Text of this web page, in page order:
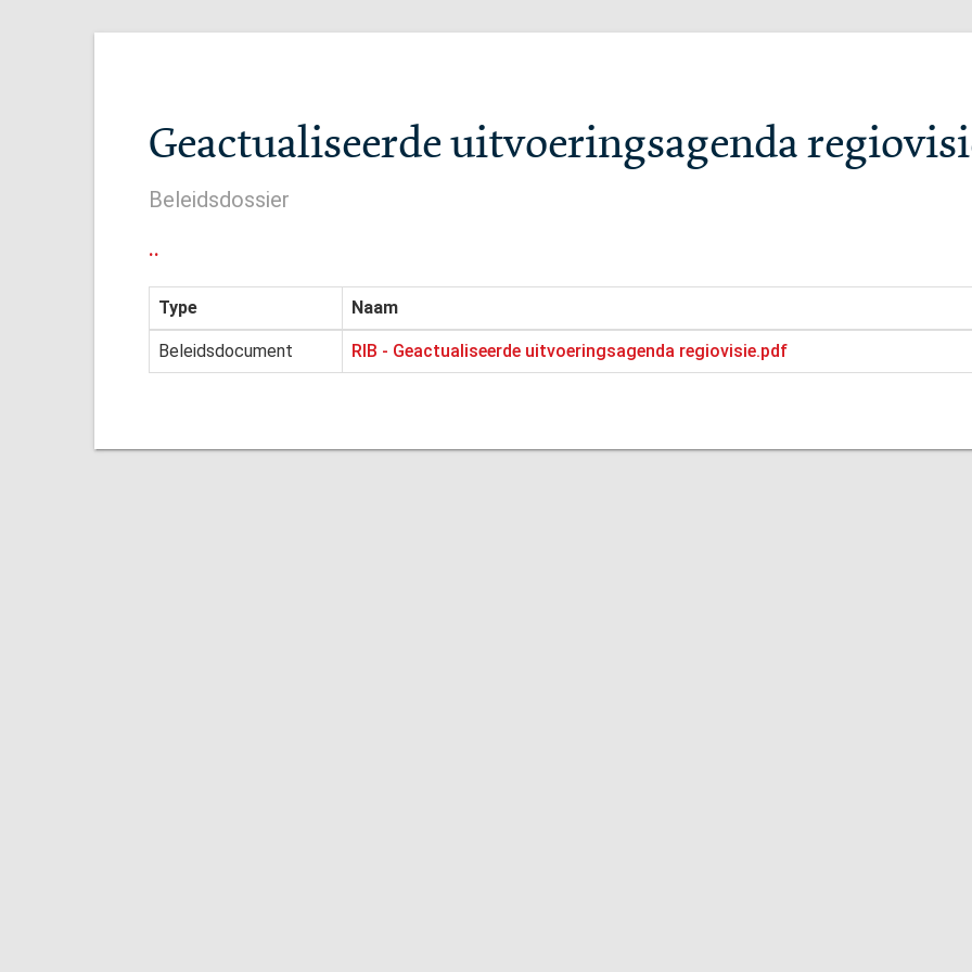
Geactualiseerde uitvoeringsagenda
Beleidsdossier
..
Type Naam
Beleidsdocument RIB - Geactualiseerde uitvoeringsagenda regiovisie.pdf